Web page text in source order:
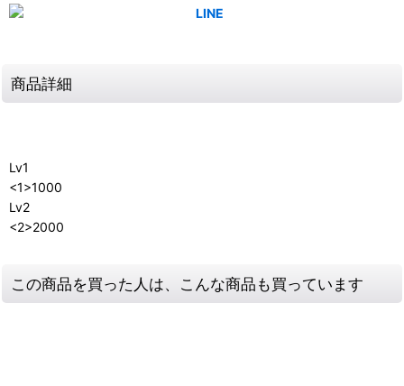
商品詳細
Lv1
<1>1000
Lv2
<2>2000
この商品を買った人は、こんな商品も買っています